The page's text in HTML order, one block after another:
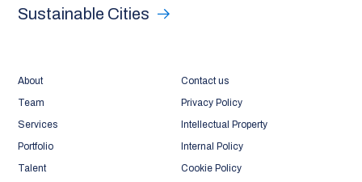
Sustainable Cities
About
Team
Services
Portfolio
Talent
Contact us
Privacy Policy
Intellectual Property
Internal Policy
Cookie Policy